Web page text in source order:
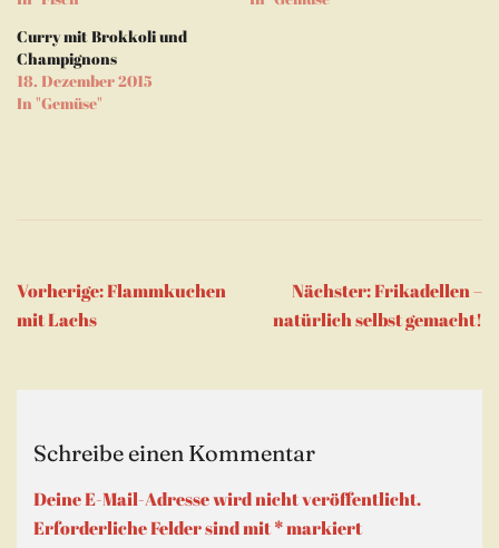
Fenster
geöffnet)
Curry mit Brokkoli und
Champignons
18. Dezember 2015
In "Gemüse"
Beitragsnavigation
Vorherige:Flammkuchen
mit Lachs
Nächster:Frikadellen –
natürlich selbst gemacht!
Schreibe einen Kommentar
Deine E-Mail-Adresse wird nicht veröffentlicht.
Erforderliche Felder sind mit*markiert